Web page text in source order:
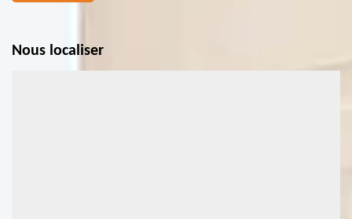
Nous localiser